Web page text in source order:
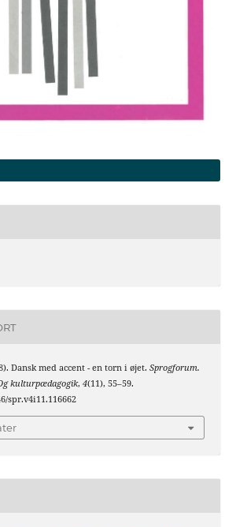
Dansk med accent - en torn i øjet. Sprogforum.
kulturpædagogik, 4(11), 55–59.
spr.v4i11.116662